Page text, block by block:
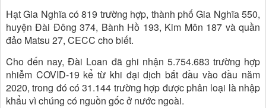
Hạt Gia Nghĩa có 819 trường hợp, thành phố Gia Nghĩa 550,
huyện Đài Đông 374, Bành Hồ 193, Kim Môn 187 và quần
đảo Matsu 27, CECC cho biết.
Cho đến nay, Đài Loan đã ghi nhận 5.754.683 trường hợp
nhiễm COVID-19 kể từ khi đại dịch bắt đầu vào đầu năm
2020, trong đó có 31.144 trường hợp được phân loại là nhập
khẩu vì chúng có nguồn gốc ở nước ngoài.